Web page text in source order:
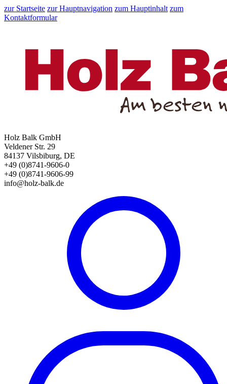
zur Startseite zur Hauptnavigation zum Hauptinhalt zum
Kontaktformular
Holz Balk GmbH
Veldener Str. 29
84137 Vilsbiburg, DE
+49 (0)8741-9606-0
+49 (0)8741-9606-99
info@holz-balk.de